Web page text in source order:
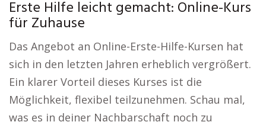
Erste Hilfe leicht gemacht: Online-Kurs
für Zuhause
Das Angebot an Online-Erste-Hilfe-Kursen hat
sich in den letzten Jahren erheblich vergrößert.
Ein klarer Vorteil dieses Kurses ist die
Möglichkeit, flexibel teilzunehmen. Schau mal,
was es in deiner Nachbarschaft noch zu